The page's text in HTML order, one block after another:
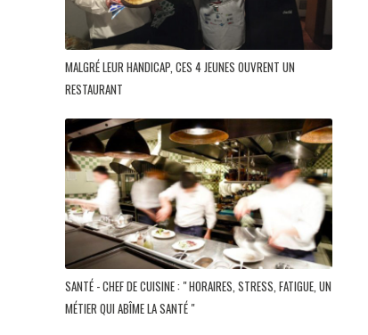
MALGRÉ LEUR HANDICAP, CES 4 JEUNES OUVRENT UN
RESTAURANT
SANTÉ - CHEF DE CUISINE : " HORAIRES, STRESS, FATIGUE, UN
MÉTIER QUI ABÎME LA SANTÉ "